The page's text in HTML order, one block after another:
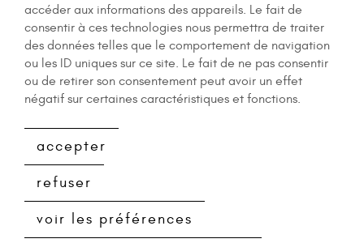
accéder aux informations des appareils. Le fait de
consentir à ces technologies nous permettra de traiter
des données telles que le comportement de navigation
ou les ID uniques sur ce site. Le fait de ne pas consentir
ou de retirer son consentement peut avoir un effet
négatif sur certaines caractéristiques et fonctions.
accepter
refuser
voir les préférences